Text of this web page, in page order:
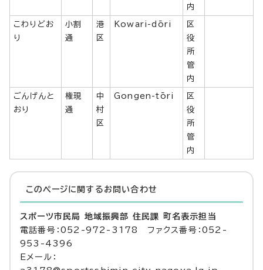
内
こわりどお
り
小割
通
港
区
Kowari-dōri
区
役
所
管
内
ごんげんと
おり
権現
通
中
村
区
Gongen-tōri
区
役
所
管
内
このページに関する お問い合わせ
スポーツ市民局 地域振興部 住民課 町名表示担当
電話番号：052-972-3178 ファクス番号：052-
953-4396
Eメール：